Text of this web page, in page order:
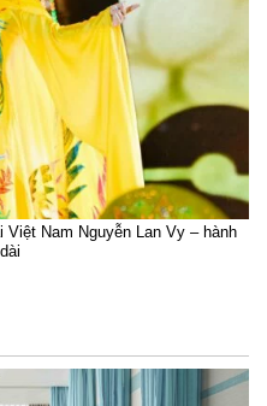
Việt Nam Nguyễn Lan Vy – hành